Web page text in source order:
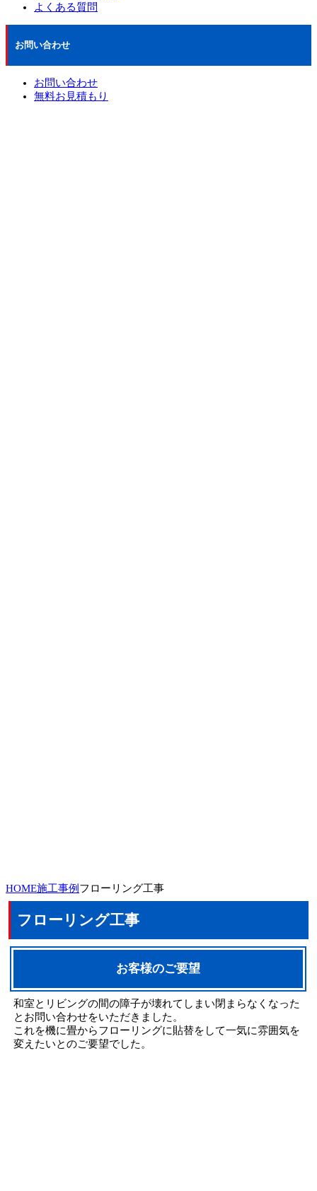
よくある質問
お問い合わせ
お問い合わせ
無料お見積もり
HOME施工事例 フローリング工事
フローリング工事
お客様のご要望
和室とリビングの間の障子が壊れてしまい閉まらなくなった
とお問い合わせをいただきました。
これを機に畳からフローリングに貼替をして一気に雰囲気を
変えたいとのご要望でした。